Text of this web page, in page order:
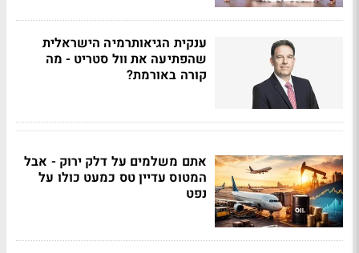
ענקית הגיאותרמיה הישראלית
שהפתיעה את וול סטריט - מה
קורה באורמת?
אתם משלמים על דלק ירוק - אבל
המטוס עדיין טס כמעט כולו על
נפט